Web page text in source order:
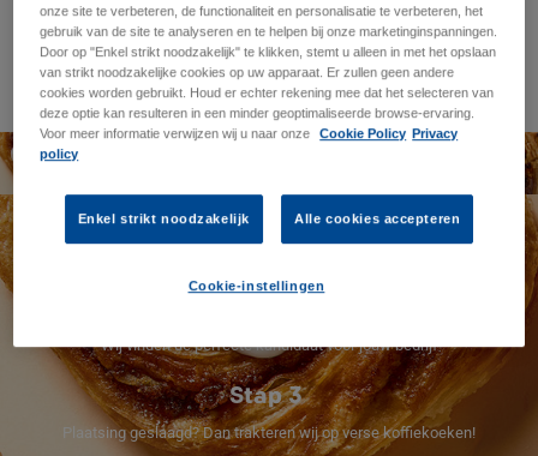
met verse koffiekoeken als
attentie bij de opstart!
Bezorg ons je vacature (consultancy of vaste aanwerving)
Wij vinden de perfecte kandidaat voor jouw bedrijf
Stap 3
Plaatsing geslaagd? Dan trakteren wij op verse koffiekoeken!
onze site te verbeteren, de functionaliteit en personalisatie te verbeteren, het
gebruik van de site te analyseren en te helpen bij onze marketinginspanningen.
Door op "Enkel strikt noodzakelijk" te klikken, stemt u alleen in met het opslaan
van strikt noodzakelijke cookies op uw apparaat. Er zullen geen andere
cookies worden gebruikt. Houd er echter rekening mee dat het selecteren van
deze optie kan resulteren in een minder geoptimaliseerde browse-ervaring.
Voor meer informatie verwijzen wij u naar onze
Cookie Policy Privacy
policy
Enkel strikt noodzakelijk Alle cookies accepteren
Cookie-instellingen